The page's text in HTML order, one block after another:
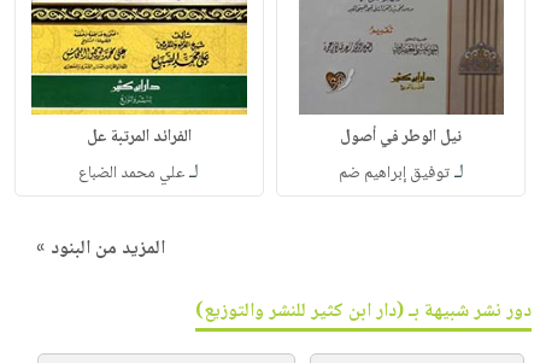
نيل الوطر في أصول
لـتوفيق إبراهيم ضم
الفرائد المرتبة عل
لـعلي محمد الضباع
المزيد من البنود »
دور نشر شبيهة بـ (دار ابن كثير للنشر والتوزيع)